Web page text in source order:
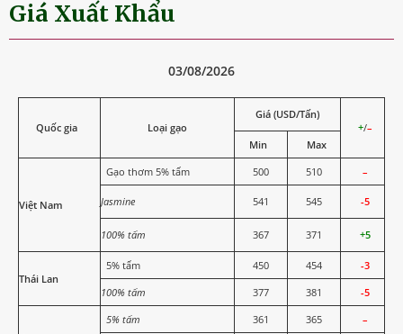
Giá Xuất Khẩu
03/08/2026
Quốc gia Loại gạo
Giá (USD/Tấn)
+/–
Min
Max
Việt Nam
Gạo thơm 5% tấm 500 510 –
Jasmine 541 545 -5
100% tấm 367 371 +5
Thái Lan
5% tấm 450 454
-3
100% tấm
377 381 -5
5% tấm 361 365 –